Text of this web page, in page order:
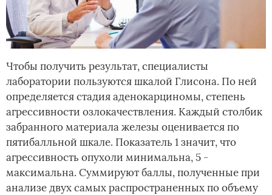
Чтобы получить результат, специалисты
лаборатории пользуются шкалой Глисона. По ней
определяется стадия аденокарциномы, степень
агрессивности озлокачествления. Каждый столбик
забранного материала железы оценивается по
пятибалльной шкале. Показатель 1 значит, что
агрессивность опухоли минимальна, 5 -
максимальна. Суммируют баллы, полученные при
анализе двух самых распространенных по объему